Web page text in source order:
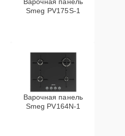
Smeg PV175S-1
Варочная панель
Smeg PV164N-1